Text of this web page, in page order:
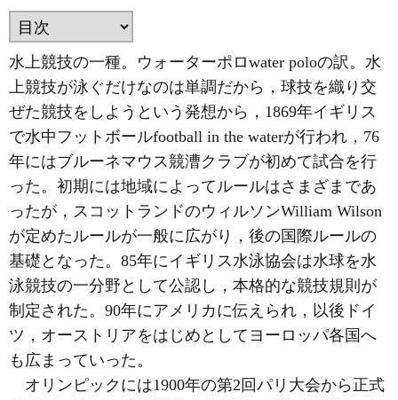
水上競技の一種。ウォーターポロwater poloの訳。水
上競技が泳ぐだけなのは単調だから，球技を織り交
ぜた競技をしようという発想から，1869年イギリス
で水中フットボールfootball in the waterが行われ，76
年にはブルーネマウス競漕クラブが初めて試合を行
った。初期には地域によってルールはさまざまであ
ったが，スコットランドのウィルソンWilliam Wilson
が定めたルールが一般に広がり，後の国際ルールの
基礎となった。85年にイギリス水泳協会は水球を水
泳競技の一分野として公認し，本格的な競技規則が
制定された。90年にアメリカに伝えられ，以後ドイ
ツ，オーストリアをはじめとしてヨーロッパ各国へ
も広まっていった。
オリンピックには1900年の第2回パリ大会から正式